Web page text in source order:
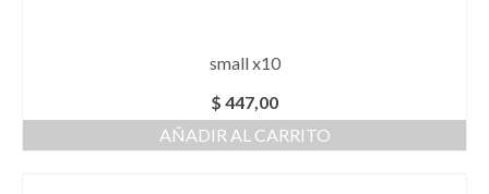
small x10
$ 447,00
AÑADIR AL CARRITO